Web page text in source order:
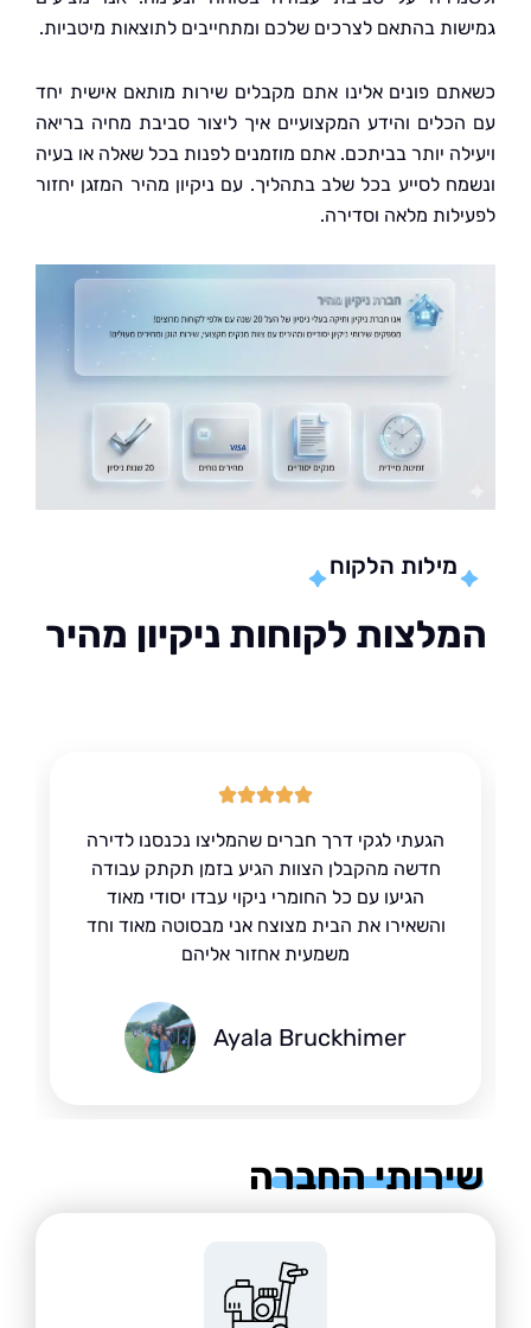
בהתאם לצרכים שלכם ומתחייבים לתוצאות מיטביות.
פונים אלינו אתם מקבלים שירות מותאם אישית יחד
והידע המקצועיים איך ליצור סביבת מחיה בריאה
יותר בביתכם. אתם מוזמנים לפנות בכל שאלה או בעיה
לסייע בכל שלב בתהליך. עם ניקיון מהיר המזגן יחזור
מלאה וסדירה.
מילות הלקוח
לקוחות ניקיון מהיר
הגעתי לגקי דרך חברים שהמליצו נכנסנו לדירה
חדשה מהקבלן הצוות הגיע בזמן תקתק עבודה
הגיעו עם כל החומרי ניקוי עבדו יסודי מאוד
והשאירו את הבית מצוצח אני מבסוטה מאוד וחד
משמעית אחזור אליהם
Ayala Bruckhimer
החברה